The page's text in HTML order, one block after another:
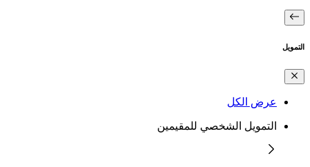
التمويل
عرض الكل
التمويل الشخصي للمقيمين